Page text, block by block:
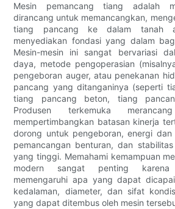
Mesin pemancang tiang adalah
dirancang untuk memancangkan,
tiang pancang ke dalam tanah
menyediakan fondasi yang dalam
Mesin-mesin ini sangat bervariasi
daya, metode pengoperasian
pengeboran auger, atau penekanan
pancang yang ditanganinya (seperti
tiang pancang beton, tiang
Produsen terkemuka
mempertimbangkan batasan kinerja
dorong untuk pengeboran, energi
pemancangan benturan, dan
yang tinggi. Memahami kemampuan
modern sangat penting karena
memengaruhi apa yang dapat
kedalaman, diameter, dan sifat
yang dapat ditembus oleh mesin